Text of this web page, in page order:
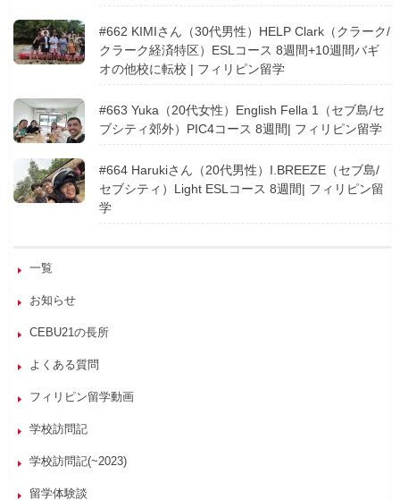
#662 KIMIさん（30代男性）HELP Clark（クラーク/
クラーク経済特区）ESLコース 8週間+10週間バギ
オの他校に転校 | フィリピン留学
#663 Yuka（20代女性）English Fella 1（セブ島/セ
ブシティ郊外）PIC4コース 8週間| フィリピン留学
#664 Harukiさん（20代男性）I.BREEZE（セブ島/
セブシティ）Light ESLコース 8週間| フィリピン留
学
一覧
お知らせ
CEBU21の長所
よくある質問
フィリピン留学動画
学校訪問記
学校訪問記(~2023)
留学体験談